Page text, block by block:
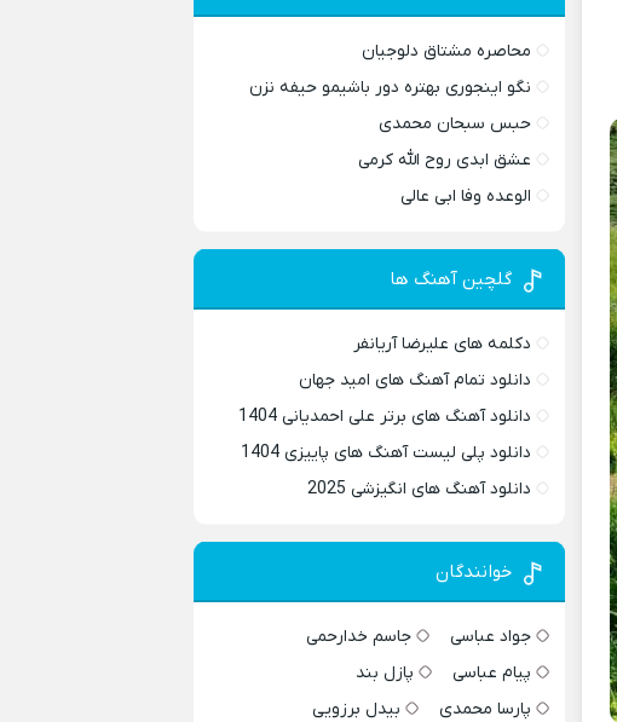
محاصره مشتاق دلوجیان
نگو اینجوری بهتره دور باشیمو حیفه نزن
حبس سبحان محمدی
عشق ابدی روح الله کرمی
الوعده وفا ابی عالی
گلچین آهنگ ها
دکلمه های علیرضا آریانفر
دانلود تمام آهنگ های امید جهان
دانلود آهنگ های برتر علی احمدیانی 1404
دانلود پلی لیست آهنگ های پاییزی 1404
دانلود آهنگ های انگیزشی 2025
خوانندگان
جواد عباسی
جاسم خدارحمی
پیام عباسی
پازل بند
پارسا محمدی
بیدل برزویی